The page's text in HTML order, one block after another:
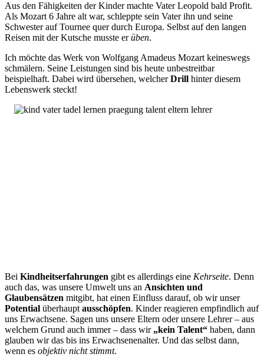
Aus den Fähigkeiten der Kinder machte Vater Leopold bald Profit.
Als Mozart 6 Jahre alt war, schleppte sein Vater ihn und seine
Schwester auf Tournee quer durch Europa. Selbst auf den langen
Reisen mit der Kutsche musste erüben.
Ich möchte das Werk von Wolfgang Amadeus Mozart keineswegs
schmälern. Seine Leistungen sind bis heute unbestreitbar
beispielhaft. Dabei wird übersehen, welcherDrill hinter diesem
Lebenswerk steckt!
Bei Kindheitserfahrungen gibt es allerdings eine Kehrseite. Denn
auch das, was unsere Umwelt uns an Ansichten und
Glaubensätzen mitgibt, hat einen Einfluss darauf, ob wir unser
Potential überhauptausschöpfen. Kinder reagieren empfindlich auf
uns Erwachsene. Sagen uns unsere Eltern oder unsere Lehrer – aus
welchem Grund auch immer – dass wir „kein Talent“ haben, dann
glauben wir das bis ins Erwachsenenalter. Und das selbst dann,
wenn es objektiv nicht stimmt.